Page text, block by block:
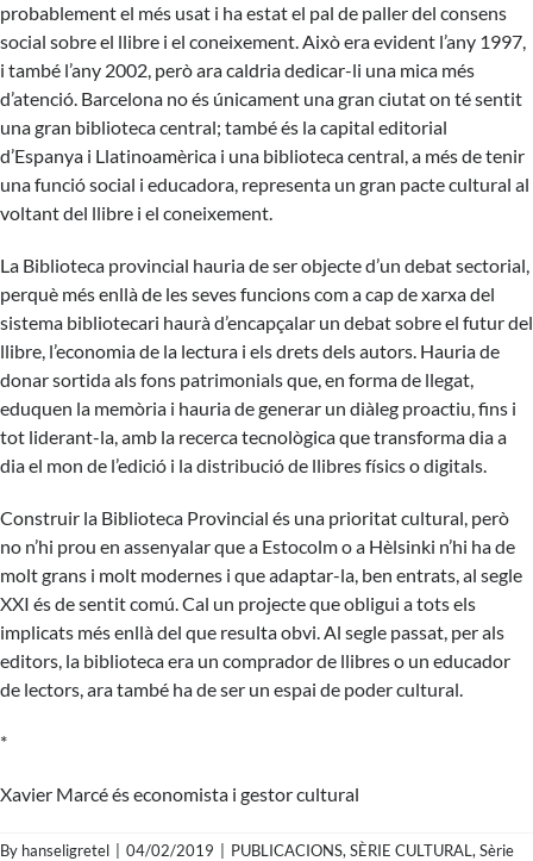
probablement el més usat i ha estat el pal de paller del consens
social sobre el llibre i el coneixement. Això era evident l’any 1997,
i també l’any 2002, però ara caldria dedicar-li una mica més
d’atenció. Barcelona no és únicament una gran ciutat on té sentit
una gran biblioteca central; també és la capital editorial
d’Espanya i Llatinoamèrica i una biblioteca central, a més de tenir
una funció social i educadora, representa un gran pacte cultural al
voltant del llibre i el coneixement.
La Biblioteca provincial hauria de ser objecte d’un debat sectorial,
perquè més enllà de les seves funcions com a cap de xarxa del
sistema bibliotecari haurà d’encapçalar un debat sobre el futur del
llibre, l’economia de la lectura i els drets dels autors. Hauria de
donar sortida als fons patrimonials que, en forma de llegat,
eduquen la memòria i hauria de generar un diàleg proactiu, fins i
tot liderant-la, amb la recerca tecnològica que transforma dia a
dia el mon de l’edició i la distribució de llibres físics o digitals.
Construir la Biblioteca Provincial és una prioritat cultural, però
no n’hi prou en assenyalar que a Estocolm o a Hèlsinki n’hi ha de
molt grans i molt modernes i que adaptar-la, ben entrats, al segle
XXI és de sentit comú. Cal un projecte que obligui a tots els
implicats més enllà del que resulta obvi. Al segle passat, per als
editors, la biblioteca era un comprador de llibres o un educador
de lectors, ara també ha de ser un espai de poder cultural.
*
Xavier Marcé és economista i gestor cultural
By hanseligretel 04/02/2019 PUBLICACIONS, SÈRIE CULTURAL, Sèrie